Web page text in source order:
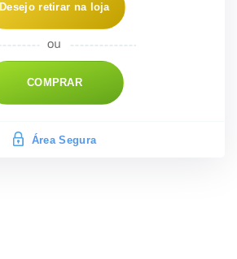
Desejo retirar na loja
COMPRAR
Área Segura